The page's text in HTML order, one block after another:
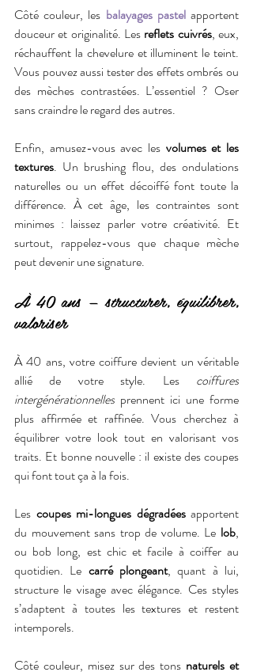
Côté couleur, les balayages pastel apportent
douceur et originalité. Les reflets cuivrés, eux,
réchauffent la chevelure et illuminent le teint.
Vous pouvez aussi tester des effets ombrés ou
des mèches contrastées. L’essentiel ? Oser
sans craindre le regard des autres.
Enfin, amusez-vous avec les volumes et les
textures. Un brushing flou, des ondulations
naturelles ou un effet décoiffé font toute la
différence. À cet âge, les contraintes sont
minimes : laissez parler votre créativité. Et
surtout, rappelez-vous que chaque mèche
peut devenir une signature.
À 40 ans — structurer, équilibrer,
valoriser
À 40 ans, votre coiffure devient un véritable
allié de votre style. Les coiffures
intergénérationnelles prennent ici une forme
plus affirmée et raffinée. Vous cherchez à
équilibrer votre look tout en valorisant vos
traits. Et bonne nouvelle : il existe des coupes
qui font tout ça à la fois.
Les coupes mi-longues dégradées apportent
du mouvement sans trop de volume. Le lob,
ou bob long, est chic et facile à coiffer au
quotidien. Le carré plongeant, quant à lui,
structure le visage avec élégance. Ces styles
s’adaptent à toutes les textures et restent
intemporels.
Côté couleur, misez sur des tons naturels et